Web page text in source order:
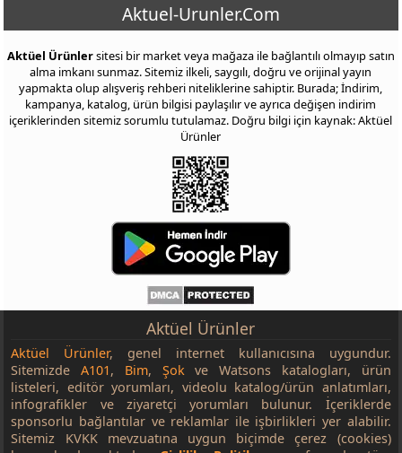
Aktuel-Urunler.Com
Aktüel Ürünlersitesi bir market veya mağaza ile bağlantılı olmayıp satın
alma imkanı sunmaz. Sitemiz ilkeli, saygılı, doğru ve orijinal yayın
yapmakta olup alışveriş rehberi niteliklerine sahiptir. Burada; İndirim,
kampanya, katalog, ürün bilgisi paylaşılır ve ayrıca değişen indirim
içeriklerinden sitemiz sorumlu tutulamaz. Doğru bilgi için kaynak: Aktüel
Ürünler
Aktüel Ürünler
Aktüel Ürünler, genel internet kullanıcısına uygundur.
SitemizdeA101, Bim, Şok ve Watsons katalogları, ürün
listeleri, editör yorumları, videolu katalog/ürün anlatımları,
infografikler ve ziyaretçi yorumları bulunur. İçeriklerde
sponsorlu bağlantılar ve reklamlar ile işbirlikleri yer alabilir.
Sitemiz KVKK mevzuatına uygun biçimde çerez (cookies)